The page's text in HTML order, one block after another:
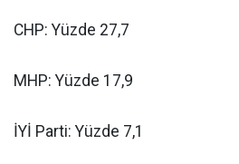
CHP: Yüzde 27,7
MHP: Yüzde 17,9
İYİ Parti: Yüzde 7,1